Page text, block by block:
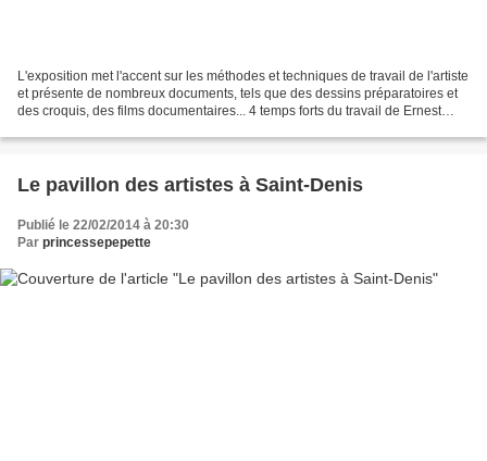
L'exposition met l'accent sur les méthodes et techniques de travail de l'artiste
et présente de nombreux documents, tels que des dessins préparatoires et
des croquis, des films documentaires... 4 temps forts du travail de Ernest
Le pavillon des artistes à Saint-Denis
Publié le 22/02/2014 à 20:30
Par princessepepette